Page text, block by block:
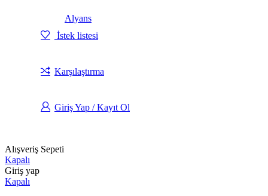
Alyans
İstek listesi
Karşılaştırma
Giriş Yap / Kayıt Ol
Alışveriş Sepeti
Kapalı
Giriş yap
Kapalı